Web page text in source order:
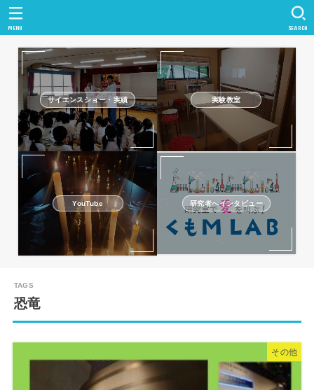
SEARCH
MENU
サイエンスショー・実績 実験教室
YouTube 研究者へインタビュー
恐竜
その他